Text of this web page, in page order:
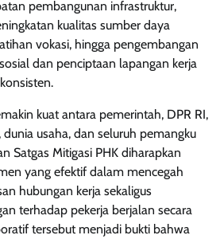
pembangunan infrastruktur,
kualitas sumber daya
vokasi, hingga pengembangan
dan penciptaan lapangan kerja
kuat antara pemerintah, DPR RI,
usaha, dan seluruh pemangku
Satgas Mitigasi PHK diharapkan
yang efektif dalam mencegah
hubungan kerja sekaligus
terhadap pekerja berjalan secara
tersebut menjadi bukti bahwa